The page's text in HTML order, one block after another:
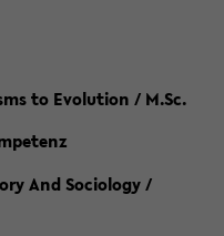
to Evolution / M.Sc.
And Sociology /